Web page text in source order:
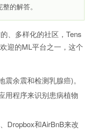
的解答。
、多样化的社区，Tens
迎的ML平台之一，这个
余震和检测乳腺癌)。
用程序来识别患病植物
Dropbox和AirBnB来改